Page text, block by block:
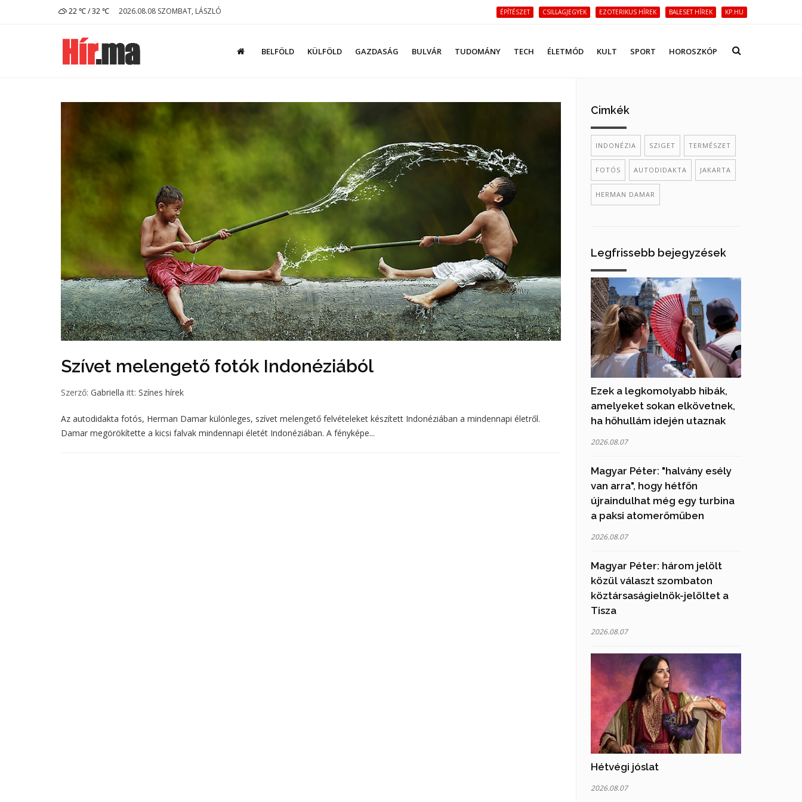
22 ℃ / 32 ℃ 2026.08.08 SZOMBAT, LÁSZLÓ ÉPÍTÉSZET CSILLAGJEGYEK EZOTERIKUS HÍREK BALESET HÍREK KP.HU
BELFÖLD KÜLFÖLD GAZDASÁG BULVÁR TUDOMÁNY TECH ÉLETMÓD KULT SPORT HOROSZKÓP
Szívet melengető fotók Indonéziából
Szerző: Gabriella itt: Színes hírek
Az autodidakta fotós, Herman Damar különleges, szívet melengető felvételeket készített Indonéziában a mindennapi életről.
Damar megörökítette a kicsi falvak mindennapi életét Indonéziában. A fényképe...
Cimkék
INDONÉZIA SZIGET TERMÉSZET
FOTÓS AUTODIDAKTA JAKARTA
HERMAN DAMAR
Legfrissebb bejegyzések
Ezek a legkomolyabb hibák,
amelyeket sokan elkövetnek,
ha hőhullám idején utaznak
2026.08.07
Magyar Péter: "halvány esély
van arra", hogy hétfőn
újraindulhat még egy turbina
a paksi atomerőműben
2026.08.07
Magyar Péter: három jelölt
közül választ szombaton
köztársaságielnök-jelöltet a
Tisza
2026.08.07
Hétvégi jóslat
2026.08.07